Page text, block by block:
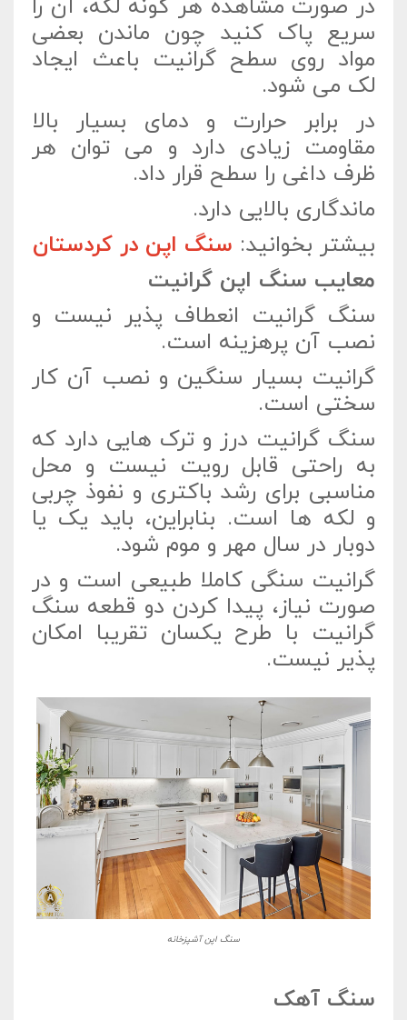
در صورت مشاهده هر گونه لکه، آن را
سریع پاک کنید چون ماندن بعضی
مواد روی سطح گرانیت باعث ایجاد
لک می شود.
در برابر حرارت و دمای بسیار بالا
مقاومت زیادی دارد و می توان هر
ظرف داغی را سطح قرار داد.
ماندگاری بالایی دارد.
بیشتر بخوانید: سنگ اپن در کردستان
معایب سنگ اپن گرانیت
سنگ گرانیت انعطاف پذیر نیست و
نصب آن پرهزینه است.
گرانیت بسیار سنگین و نصب آن کار
سختی است.
سنگ گرانیت درز و ترک هایی دارد که
به راحتی قابل رویت نیست و محل
مناسبی برای رشد باکتری و نفوذ چربی
و لکه ها است. بنابراین، باید یک یا
دوبار در سال مهر و موم شود.
گرانیت سنگی کاملا طبیعی است و در
صورت نیاز، پیدا کردن دو قطعه سنگ
گرانیت با طرح یکسان تقریبا امکان
پذیر نیست.
سنگ اپن آشپزخانه
سنگ آهک